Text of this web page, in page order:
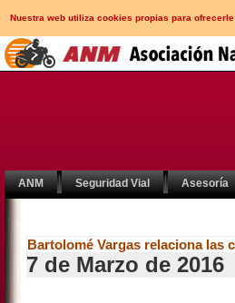
Nuestra web utiliza cookies propias para
ANM Seguridad Vial Asesoría
Bartolomé Vargas relaciona las
7 de Marzo de 2016